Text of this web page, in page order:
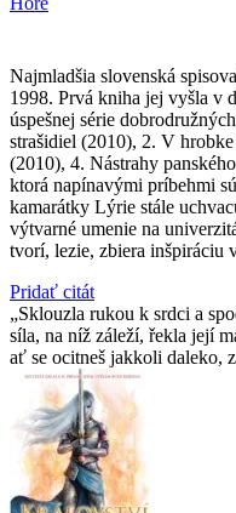
Najmladšia slovenská
1998. Prvá kniha jej vyšla v
úspešnej série
strašidiel (2010), 2. V
(2010), 4. Nástrahy
ktorá napínavými príbehmi
kamarátky Lýrie stále
výtvarné umenie na
tvorí, lezie, zbiera inšpiráciu
Pridať citát
Sklouzla rukou k srdci a
síla, na níž záleží, řekla její
ať se ocitneš jakkoli daleko,